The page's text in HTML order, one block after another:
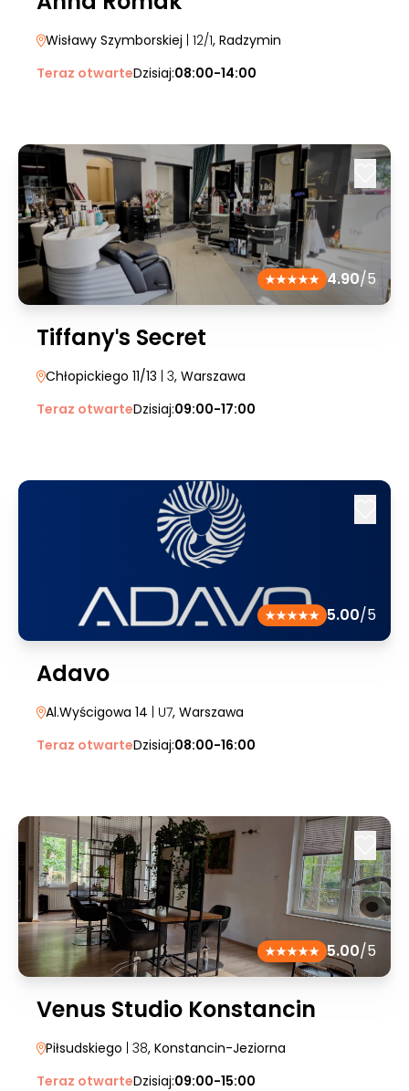
Wisławy Szymborskiej | 12/1, Radzymin
Teraz otwarteDzisiaj:08:00-14:00
4.90/5
Tiffanyˈs Secret
Chłopickiego 11/13 | 3, Warszawa
Teraz otwarteDzisiaj:09:00-17:00
5.00/5
Adavo
Al.Wyścigowa 14 | U7, Warszawa
Teraz otwarteDzisiaj:08:00-16:00
5.00/5
Venus Studio Konstancin
Piłsudskiego | 38, Konstancin-Jeziorna
Teraz otwarteDzisiaj:09:00-15:00